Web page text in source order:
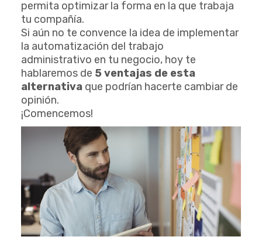
permita optimizar la forma en la que trabaja
tu compañía.
Si aún no te convence la idea de implementar
la automatización del trabajo
administrativo en tu negocio, hoy te
hablaremos de 5 ventajas de esta
alternativa que podrían hacerte cambiar de
opinión.
¡Comencemos!